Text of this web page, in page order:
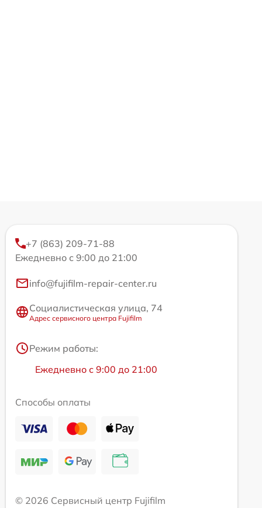
+7 (863) 209-71-88
Ежедневно с 9:00 до 21:00
info@fujifilm-repair-center.ru
Социалистическая улица, 74
Адрес сервисного центра Fujifilm
Режим работы:
Ежедневно с 9:00 до 21:00
Способы оплаты
© 2026 Сервисный центр Fujifilm